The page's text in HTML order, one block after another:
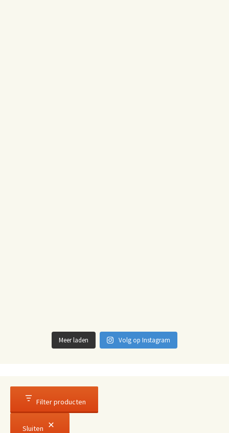
Meer laden Volg op Instagram
Filter producten
Sluiten